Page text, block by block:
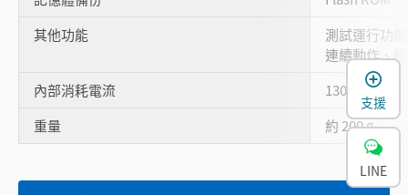
其他功能
測試運行功
連續動作、
內部消耗電流
130 mA 以
重量
約 200 g
支援
LINE